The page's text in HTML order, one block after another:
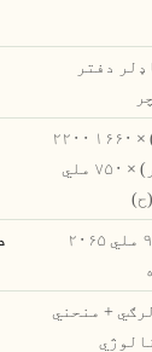
دفتر
۲۲۰۰ ملي متره (ليتر) × ۱۶۶۰
ملي متره (ليتر) × ۷۵۰ ملي
۲۰۶۵ ملي متره × ۹۰۰ ملي
+ منحني